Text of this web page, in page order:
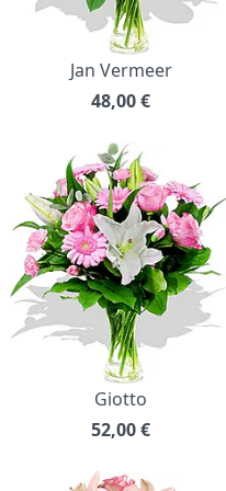
Jan Vermeer
48,00€
Giotto
52,00€